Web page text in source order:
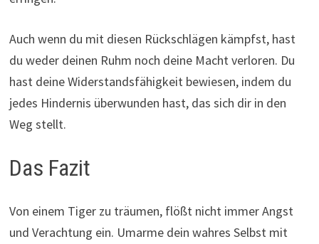
Auch wenn du mit diesen Rückschlägen kämpfst, hast
du weder deinen Ruhm noch deine Macht verloren. Du
hast deine Widerstandsfähigkeit bewiesen, indem du
jedes Hindernis überwunden hast, das sich dir in den
Weg stellt.
Das Fazit
Von einem Tiger zu träumen, flößt nicht immer Angst
und Verachtung ein. Umarme dein wahres Selbst mit